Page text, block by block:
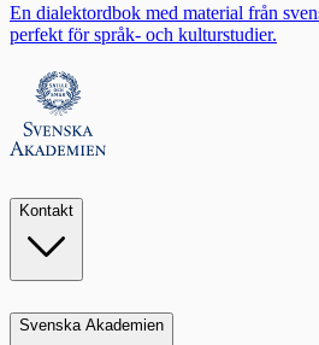
En dialektordbok med material från
perfekt för språk- och kulturstudier.
Kontakt
Svenska Akademien